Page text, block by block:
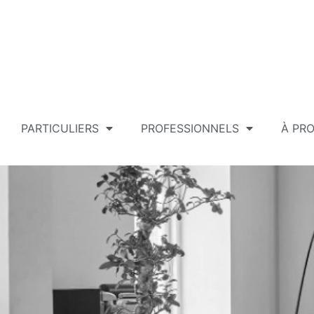
PARTICULIERS PROFESSIONNELS À